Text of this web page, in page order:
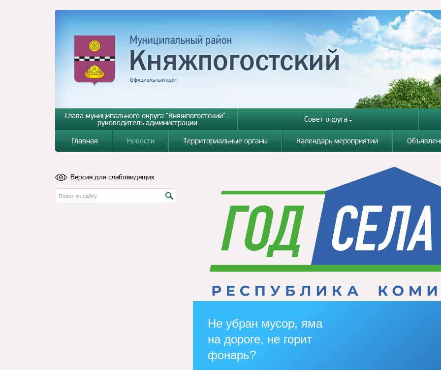
Глава муниципального округа "Княжпогостский" -
руководитель администрации Совет округа
Главная Новости Территориальные органы Календарь мероприятий
Версия для слабовидящих
Не убран мусор, яма
на дороге, не горит
фонарь?